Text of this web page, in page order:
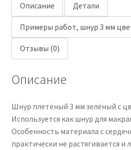
Описание Детали
Примеры работ, шнур 3 мм
Отзывы (0)
Описание
Шнур плетёный 3 мм зелёный с
Используется как шнур для
Особенность материала с
практически не растягивается